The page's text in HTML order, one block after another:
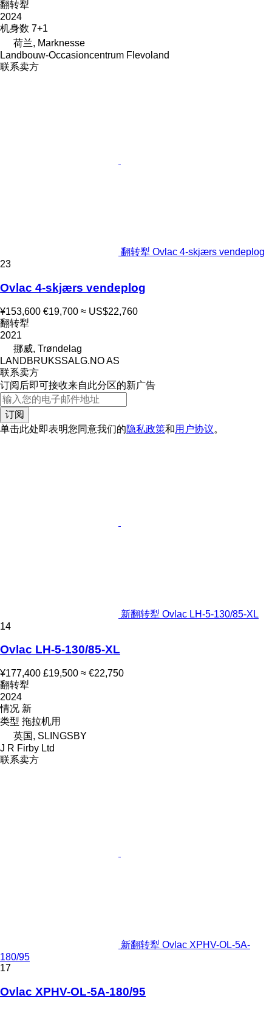
翻转犁
2024
机身数 7+1
荷兰, Marknesse
Landbouw-Occasioncentrum Flevoland
联系卖方
翻转犁 Ovlac 4-skjærs vendeplog
23
Ovlac 4-skjærs vendeplog
¥153,600 €19,700 ≈ US$22,760
翻转犁
2021
挪威, Trøndelag
LANDBRUKSSALG.NO AS
联系卖方
订阅后即可接收来自此分区的新广告
订阅
单击此处即表明您同意我们的隐私政策和用户协议。
新翻转犁 Ovlac LH-5-130/85-XL
14
Ovlac LH-5-130/85-XL
¥177,400 £19,500 ≈ €22,750
翻转犁
2024
情况 新
类型 拖拉机用
英国, SLINGSBY
J R Firby Ltd
联系卖方
新翻转犁 Ovlac XPHV-OL-5A-
180/95
17
Ovlac XPHV-OL-5A-180/95